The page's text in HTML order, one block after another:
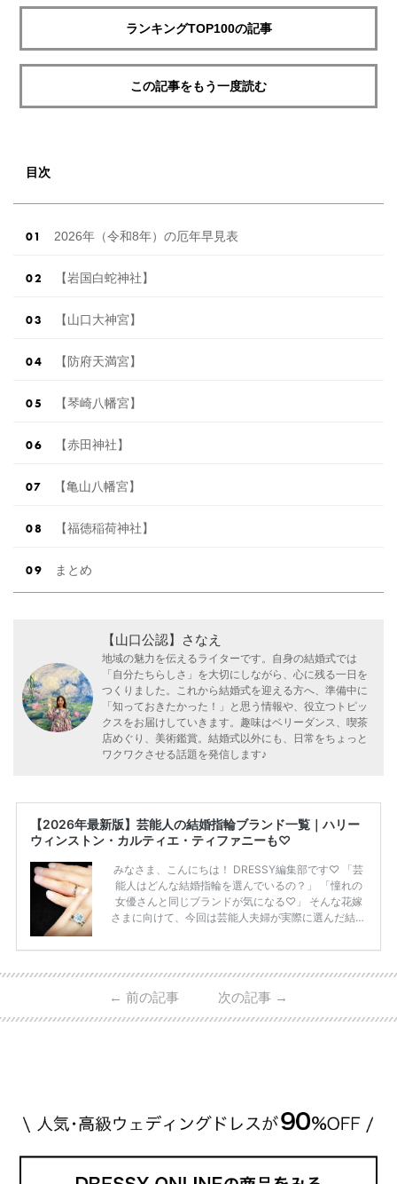
ランキングTOP100の記事
この記事をもう一度読む
目次
2026年（令和8年）の厄年早見表
【岩国白蛇神社】
【山口大神宮】
【防府天満宮】
【琴崎八幡宮】
【赤田神社】
【亀山八幡宮】
【福徳稲荷神社】
まとめ
【山口公認】さなえ
地域の魅力を伝えるライターです。自身の結婚式では
「自分たちらしさ」を大切にしながら、心に残る一日を
つくりました。これから結婚式を迎える方へ、準備中に
「知っておきたかった！」と思う情報や、役立つトピッ
クスをお届けしていきます。趣味はベリーダンス、喫茶
店めぐり、美術鑑賞。結婚式以外にも、日常をちょっと
ワクワクさせる話題を発信します♪
【2026年最新版】芸能人の結婚指輪ブランド一覧｜ハリー
ウィンストン・カルティエ・ティファニーも♡
みなさま、こんにちは！ DRESSY編集部です♡ 「芸
能人はどんな結婚指輪を選んでいるの？」 「憧れの
女優さんと同じブランドが気になる♡」 そんな花嫁
さまに向けて、今回は芸能人夫婦が実際に選んだ結婚
ーウィンストンやカルティエ、ティファニーなど世界
日本で人気のブランドまで幅広くご紹介。 さらに、
・愛用している芸能人夫婦 ・リングの特徴や魅力 ・
← 前の記事 次の記事 →